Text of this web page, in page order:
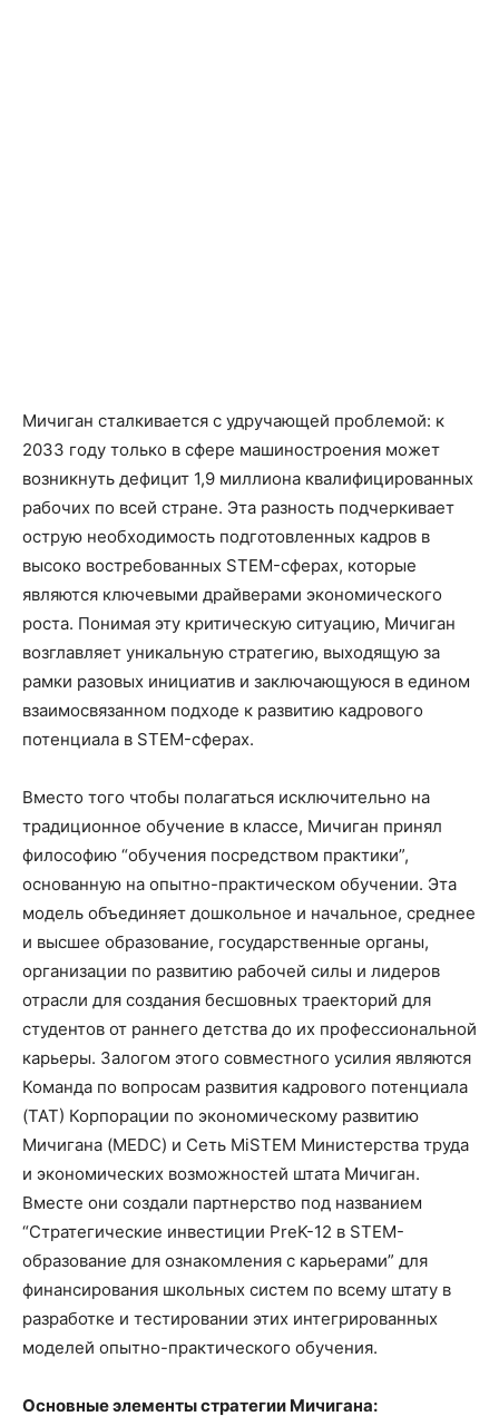
Мичиган сталкивается с удручающей проблемой: к
2033 году только в сфере машиностроения может
возникнуть дефицит 1,9 миллиона квалифицированных
рабочих по всей стране. Эта разность подчеркивает
острую необходимость подготовленных кадров в
высоко востребованных STEM-сферах, которые
являются ключевыми драйверами экономического
роста. Понимая эту критическую ситуацию, Мичиган
возглавляет уникальную стратегию, выходящую за
рамки разовых инициатив и заключающуюся в едином
взаимосвязанном подходе к развитию кадрового
потенциала в STEM-сферах.
Вместо того чтобы полагаться исключительно на
традиционное обучение в классе, Мичиган принял
философию “обучения посредством практики”,
основанную на опытно-практическом обучении. Эта
модель объединяет дошкольное и начальное, среднее
и высшее образование, государственные органы,
организации по развитию рабочей силы и лидеров
отрасли для создания бесшовных траекторий для
студентов от раннего детства до их профессиональной
карьеры. Залогом этого совместного усилия являются
Команда по вопросам развития кадрового потенциала
(TAT) Корпорации по экономическому развитию
Мичигана (MEDC) и Сеть MiSTEM Министерства труда
и экономических возможностей штата Мичиган.
Вместе они создали партнерство под названием
“Стратегические инвестиции PreK-12 в STEM-
образование для ознакомления с карьерами” для
финансирования школьных систем по всему штату в
разработке и тестировании этих интегрированных
моделей опытно-практического обучения.
Основные элементы стратегии Мичигана: